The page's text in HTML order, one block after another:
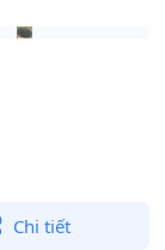
Chi tiết